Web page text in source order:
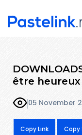
être heureux
05 November
Copy Link Copy